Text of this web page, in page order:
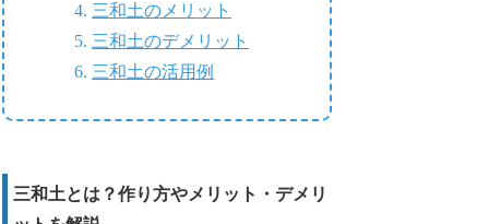
三和土のメリット
三和土のデメリット
三和土の活用例
三和土とは？作り方やメリット・デメリ